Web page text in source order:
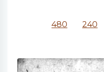
240
480